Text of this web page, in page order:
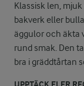
Klassisk len,
bakverk eller
äggulor och äkta
rund smak. Den
bra i gräddtårtan